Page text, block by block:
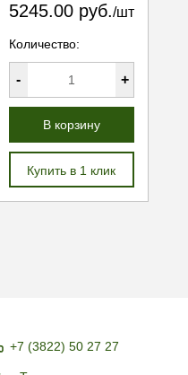
5245.00 руб./шт
Количество:
- +
В корзину
Купить в 1 клик
+7 (3822) 50 27 27